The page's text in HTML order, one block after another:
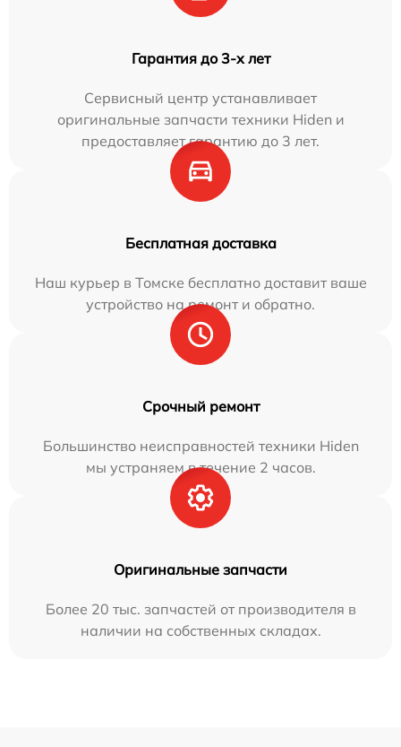
Гарантия до 3-х лет
Сервисный центр устанавливает
оригинальные запчасти техники Hiden и
предоставляет гарантию до 3 лет.
Бесплатная доставка
Наш курьер в Томске бесплатно доставит ваше
устройство на ремонт и обратно.
Срочный ремонт
Большинство неисправностей техники Hiden
мы устраняем в течение 2 часов.
Оригинальные запчасти
Более 20 тыс. запчастей от производителя в
наличии на собственных складах.